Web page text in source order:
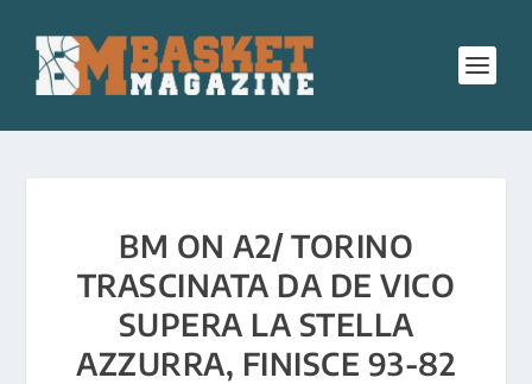
BM ON A2/ TORINO
TRASCINATA DA DE VICO
SUPERA LA STELLA
AZZURRA, FINISCE 93-82